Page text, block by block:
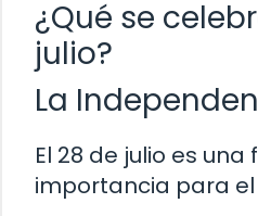
¿Qué se
julio?
La
El 28 de julio es
importancia para